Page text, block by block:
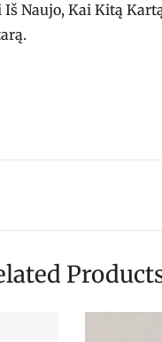
Naujo, Kai Kitą